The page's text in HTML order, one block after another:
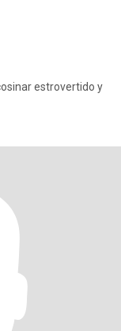
estrovertido y